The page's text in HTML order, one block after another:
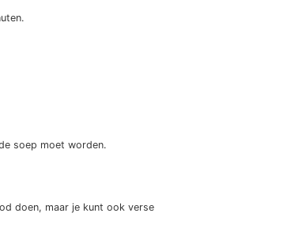
soep moet worden.
doen, maar je kunt ook verse